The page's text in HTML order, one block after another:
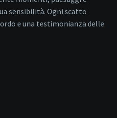
sensibilità. Ogni scatto
e una testimonianza delle